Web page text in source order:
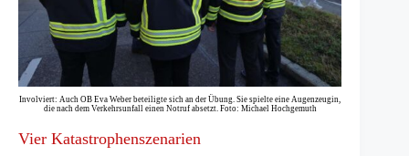
Involviert: Auch OB Eva Weber beteiligte sich an der Übung. Sie spielte eine Augenzeugin,
die nach dem Verkehrsunfall einen Notruf absetzt. Foto: Michael Hochgemuth
Vier Katastrophenszenarien